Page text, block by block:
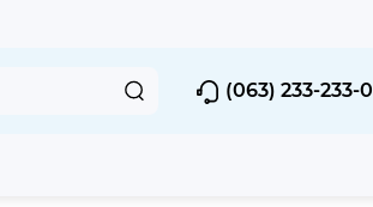
(063) 233-233-0